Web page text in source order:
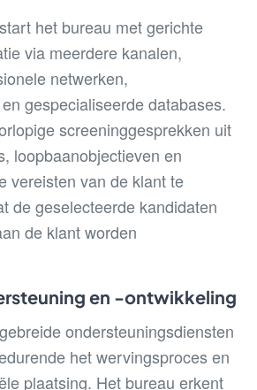
het bureau met gerichte
via meerdere kanalen,
netwerken,
gespecialiseerde databases.
screeninggesprekken uit
loopbaanobjectieven en
vereisten van de klant te
de geselecteerde kandidaten
de klant worden
en -ontwikkeling
ondersteuningsdiensten
het wervingsproces en
plaatsing. Het bureau erkent